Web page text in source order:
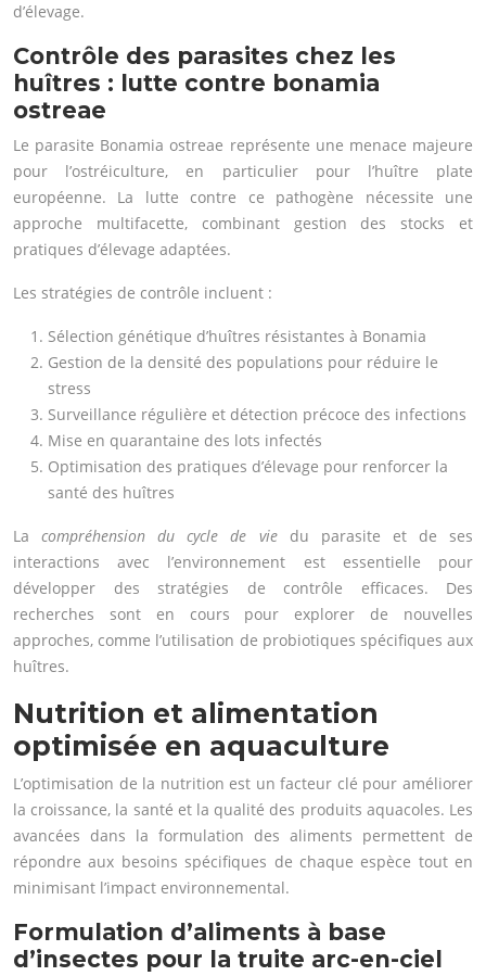
d’élevage.
Contrôle des parasites chez les
huîtres : lutte contre bonamia
ostreae
Le parasite Bonamia ostreae représente une menace majeure
pour l’ostréiculture, en particulier pour l’huître plate
européenne. La lutte contre ce pathogène nécessite une
approche multifacette, combinant gestion des stocks et
pratiques d’élevage adaptées.
Les stratégies de contrôle incluent :
Sélection génétique d’huîtres résistantes à Bonamia
Gestion de la densité des populations pour réduire le
stress
Surveillance régulière et détection précoce des infections
Mise en quarantaine des lots infectés
Optimisation des pratiques d’élevage pour renforcer la
santé des huîtres
Lacompréhension du cycle de viedu parasite et de ses
interactions avec l’environnement est essentielle pour
développer des stratégies de contrôle efficaces. Des
recherches sont en cours pour explorer de nouvelles
approches, comme l’utilisation de probiotiques spécifiques aux
huîtres.
Nutrition et alimentation
optimisée en aquaculture
L’optimisation de la nutrition est un facteur clé pour améliorer
la croissance, la santé et la qualité des produits aquacoles. Les
avancées dans la formulation des aliments permettent de
répondre aux besoins spécifiques de chaque espèce tout en
minimisant l’impact environnemental.
Formulation d’aliments à base
d’insectes pour la truite arc-en-ciel